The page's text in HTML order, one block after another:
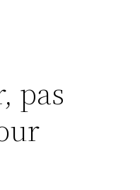
pas